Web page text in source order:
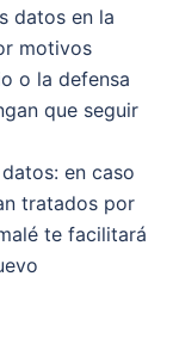
datos en la
motivos
o la defensa
que seguir
en caso
tratados por
te facilitará